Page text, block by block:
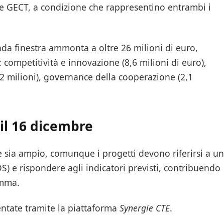
a condizione che rappresentino entrambi i
finestra ammonta a oltre 26 milioni di euro,
e innovazione (8,6 milioni di euro),
milioni), governance della cooperazione (2,1
16 dicembre
sia ampio, comunque i progetti devono riferirsi a un
e rispondere agli indicatori previsti, contribuendo
tramite la piattaforma Synergie CTE.